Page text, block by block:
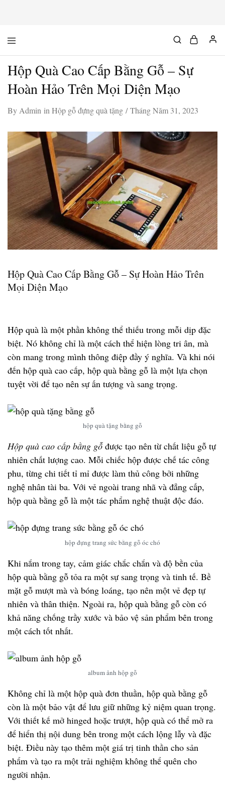
độc
&
chất
Hộp Quà Cao Cấp Bằng Gỗ – Sự
Hoàn Hảo Trên Mọi Diện Mạo
By Admin in Hộp gỗ đựng quà tặng Tháng Năm 31, 2023
Hộp Quà Cao Cấp Bằng Gỗ – Sự Hoàn Hảo Trên
Mọi Diện Mạo
Hộp quà là một phần không thể thiếu trong mỗi dịp đặc
biệt. Nó không chỉ là một cách thể hiện lòng tri ân, mà
còn mang trong mình thông điệp đầy ý nghĩa. Và khi nói
đến hộp quà cao cấp, hộp quà bằng gỗ là một lựa chọn
tuyệt vời để tạo nên sự ấn tượng và sang trọng.
hộp quà tặng bằng gỗ
Hộp quà cao cấp bằng gỗđược tạo nên từ chất liệu gỗ tự
nhiên chất lượng cao. Mỗi chiếc hộp được chế tác công
phu, từng chi tiết tỉ mỉ được làm thủ công bởi những
nghệ nhân tài ba. Với vẻ ngoài trang nhã và đẳng cấp,
hộp quà bằng gỗ là một tác phẩm nghệ thuật độc đáo.
hộp đựng trang sức bằng gỗ óc chó
Khi nắm trong tay, cảm giác chắc chắn và độ bền của
hộp quà bằng gỗ tỏa ra một sự sang trọng và tinh tế. Bề
mặt gỗ mượt mà và bóng loáng, tạo nên một vẻ đẹp tự
nhiên và thân thiện. Ngoài ra, hộp quà bằng gỗ còn có
khả năng chống trầy xước và bảo vệ sản phẩm bên trong
một cách tốt nhất.
album ảnh hộp gỗ
Không chỉ là một hộp quà đơn thuần, hộp quà bằng gỗ
còn là một bảo vật để lưu giữ những kỷ niệm quan trọng.
Với thiết kế mở hinged hoặc trượt, hộp quà có thể mở ra
để hiển thị nội dung bên trong một cách lộng lẫy và đặc
biệt. Điều này tạo thêm một giá trị tinh thần cho sản
phẩm và tạo ra một trải nghiệm không thể quên cho
người nhận.